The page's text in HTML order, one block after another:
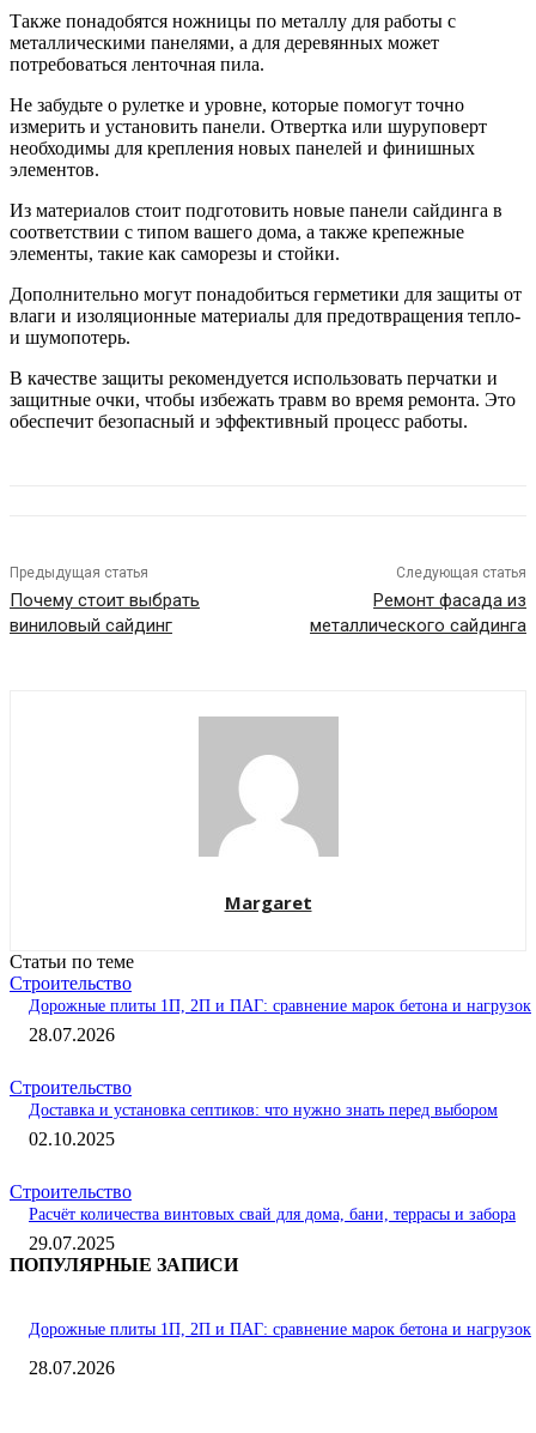
Также понадобятся ножницы по металлу для работы с
металлическими панелями, а для деревянных может
потребоваться ленточная пила.
Не забудьте о рулетке и уровне, которые помогут точно
измерить и установить панели. Отвертка или шуруповерт
необходимы для крепления новых панелей и финишных
элементов.
Из материалов стоит подготовить новые панели сайдинга в
соответствии с типом вашего дома, а также крепежные
элементы, такие как саморезы и стойки.
Дополнительно могут понадобиться герметики для защиты от
влаги и изоляционные материалы для предотвращения тепло-
и шумопотерь.
В качестве защиты рекомендуется использовать перчатки и
защитные очки, чтобы избежать травм во время ремонта. Это
обеспечит безопасный и эффективный процесс работы.
Предыдущая статья
Почему стоит выбрать
виниловый сайдинг
Следующая статья
Ремонт фасада из
металлического сайдинга
Margaret
Статьи по теме
Строительство
Дорожные плиты 1П, 2П и ПАГ: сравнение марок бетона и нагрузок
28.07.2026
Строительство
Доставка и установка септиков: что нужно знать перед выбором
02.10.2025
Строительство
Расчёт количества винтовых свай для дома, бани, террасы и забора
29.07.2025
ПОПУЛЯРНЫЕ ЗАПИСИ
Дорожные плиты 1П, 2П и ПАГ: сравнение марок бетона и нагрузок
28.07.2026